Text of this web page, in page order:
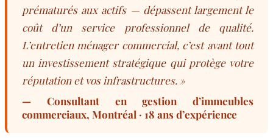
prématurés aux actifs — dépassent largement le
coût d’un service professionnel de qualité.
L’entretien ménager commercial, c’est avant tout
un investissement stratégique qui protège votre
réputation et vos infrastructures. »
— Consultant en gestion d’immeubles
commerciaux, Montréal · 18 ans d’expérience